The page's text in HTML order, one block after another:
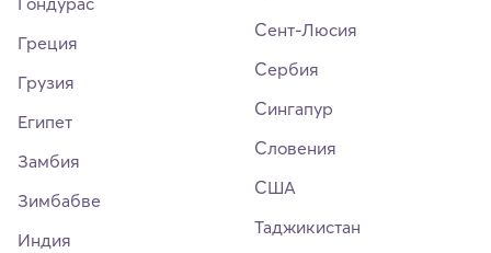
Греция
Грузия
Египет
Замбия
Зимбабве
Индия
Сент-Люсия
Сербия
Сингапур
Словения
США
Таджикистан